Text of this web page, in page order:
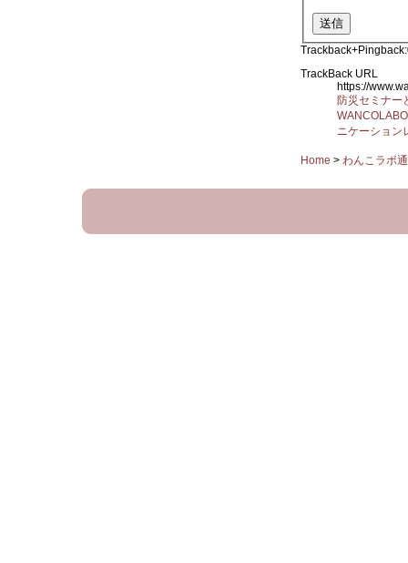
Trackback+Pingback:
TrackBack URL
https://
防災セミナー
ニケーション
Home > わんこラボ